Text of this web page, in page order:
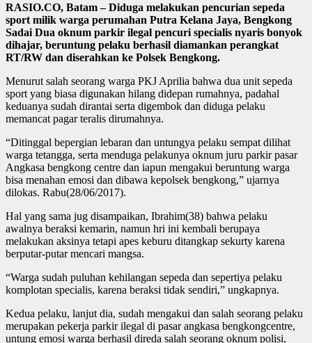
RASIO.CO, Batam – Diduga melakukan pencurian sepeda
sport milik warga perumahan Putra Kelana Jaya, Bengkong
Sadai Dua oknum parkir ilegal pencuri specialis nyaris bonyok
dihajar, beruntung pelaku berhasil diamankan perangkat
RT/RW dan diserahkan ke Polsek Bengkong.
Menurut salah seorang warga PKJ Aprilia bahwa dua unit sepeda
sport yang biasa digunakan hilang didepan rumahnya, padahal
keduanya sudah dirantai serta digembok dan diduga pelaku
memancat pagar teralis dirumahnya.
“Ditinggal bepergian lebaran dan untungya pelaku sempat dilihat
warga tetangga, serta menduga pelakunya oknum juru parkir pasar
Angkasa bengkong centre dan iapun mengakui beruntung warga
bisa menahan emosi dan dibawa kepolsek bengkong,” ujarnya
dilokas. Rabu(28/06/2017).
Hal yang sama jug disampaikan, Ibrahim(38) bahwa pelaku
awalnya beraksi kemarin, namun hri ini kembali berupaya
melakukan aksinya tetapi apes keburu ditangkap sekurty karena
berputar-putar mencari mangsa.
“Warga sudah puluhan kehilangan sepeda dan sepertiya pelaku
komplotan specialis, karena beraksi tidak sendiri,” ungkapnya.
Kedua pelaku, lanjut dia, sudah mengakui dan salah seorang pelaku
merupakan pekerja parkir ilegal di pasar angkasa bengkongcentre,
untung emosi warga berhasil direda salah seorang oknum polisi,